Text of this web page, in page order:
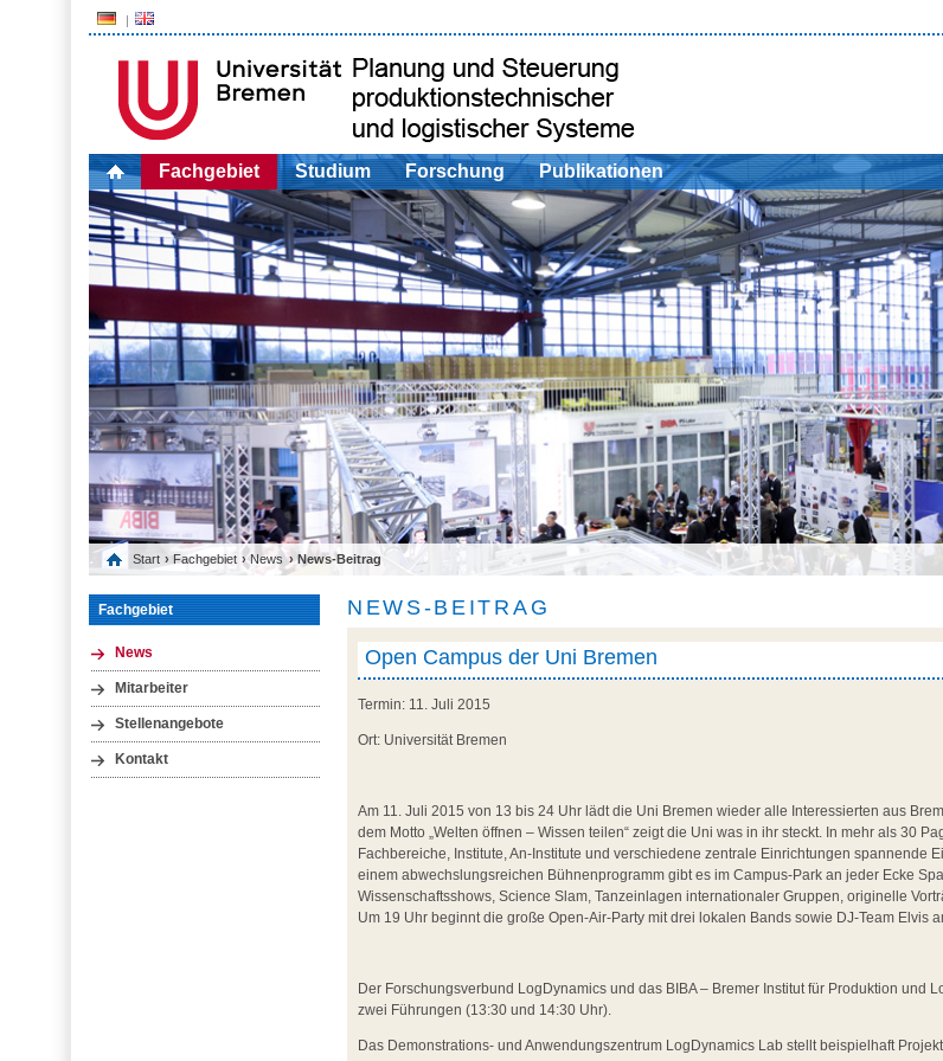
Fachgebiet Studium Forschung Publikationen
Start › Fachgebiet ›News › News-Beitrag
Fachgebiet
News
Mitarbeiter
Stellenangebote
Kontakt
NEWS-BEITRAG
Open Campus der Uni Bremen
Termin: 11. Juli 2015
Ort: Universität Bremen
Am 11. Juli 2015 von 13 bis 24 Uhr lädt die Uni Bremen wieder alle Interessierten aus
dem Motto „Welten öffnen – Wissen teilen“ zeigt die Uni was in ihr steckt. In mehr als 30
Fachbereiche, Institute, An-Institute und verschiedene zentrale Einrichtungen spannende
einem abwechslungsreichen Bühnenprogramm gibt es im Campus-Park an jeder Ecke
Wissenschaftsshows, Science Slam, Tanzeinlagen internationaler Gruppen, originelle
Um 19 Uhr beginnt die große Open-Air-Party mit drei lokalen Bands sowie DJ-Team Elvis
Der Forschungsverbund LogDynamics und das BIBA – Bremer Institut für Produktion und
zwei Führungen (13:30 und 14:30 Uhr).
Das Demonstrations- und Anwendungszentrum LogDynamics Lab stellt beispielhaft